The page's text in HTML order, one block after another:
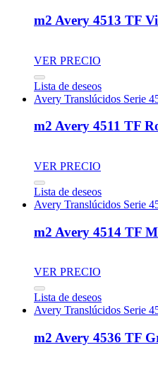
m2 Avery 4513 TF
VER PRECIO
Lista de deseos
Avery Translúcidos Serie
m2 Avery 4511 TF
VER PRECIO
Lista de deseos
Avery Translúcidos Serie
m2 Avery 4514 TF
VER PRECIO
Lista de deseos
Avery Translúcidos Serie
m2 Avery 4536 TF